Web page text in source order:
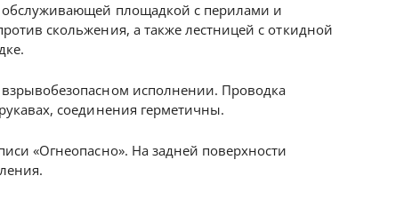
площадкой с перилами и
скольжения, а также лестницей с откидной
исполнении. Проводка
соединения герметичны.
«Огнеопасно». На задней поверхности